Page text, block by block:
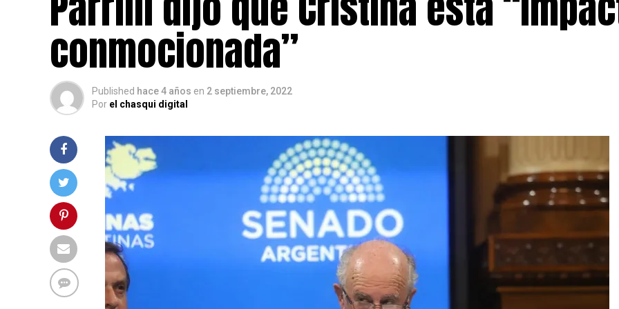
conmocionada”
Published hace 4 años en 2 septiembre, 2022
Por el chasqui digital